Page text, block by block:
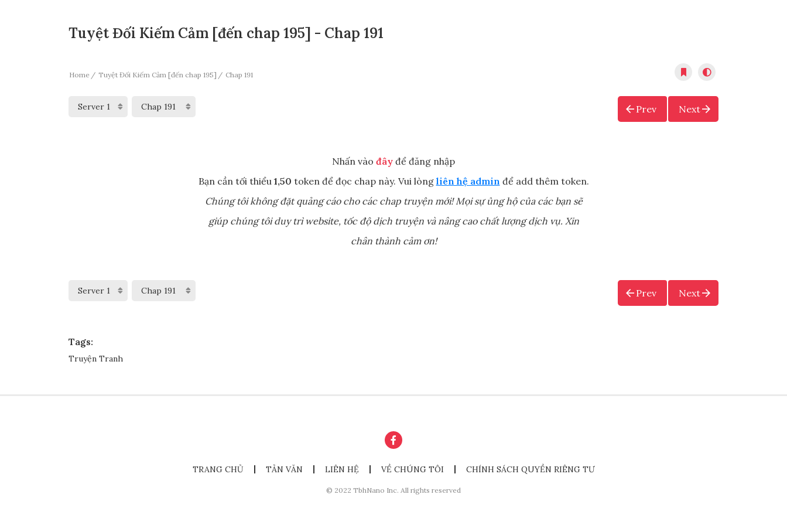
Tuyệt Đối Kiếm Cảm [đến chap 195] - Chap 191
Home Tuyệt Đối Kiếm Cảm [đến chap 195] Chap 191
Prev Next
Nhấn vào đây để đăng nhập
Bạn cần tối thiểu 1,50 token để đọc chap này. Vui lòng liên hệ admin để add thêm token.
Chúng tôi không đặt quảng cáo cho các chap truyện mới! Mọi sự ủng hộ của các bạn sẽ
giúp chúng tôi duy trì website, tốc độ dịch truyện và nâng cao chất lượng dịch vụ. Xin
chân thành cảm ơn!
Prev Next
Tags:
Truyện Tranh
TRANG CHỦ TẢN VĂN LIÊN HỆ VỀ CHÚNG TÔI CHÍNH SÁCH QUYỀN RIÊNG TƯ
© 2022 TbhNano Inc. All rights reserved